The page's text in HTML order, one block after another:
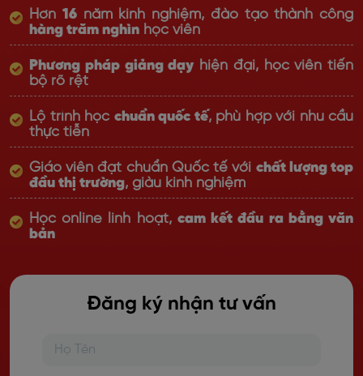
Hơn 16năm kinh nghiệm, đào tạo thành công
hàng trăm nghìn học viên
Phương pháp giảng dạy hiện đại, học viên tiến
bộ rõ rệt
Lộ trình học chuẩn quốc tế, phù hợp với nhu cầu
thực tiễn
Giáo viên đạt chuẩn Quốc tế với chất lượng top
đầu thị trường, giàu kinh nghiệm
Học online linh hoạt, cam kết đầu ra bằng văn
bản
Đăng ký nhận tư vấn